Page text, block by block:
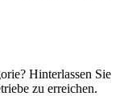
Hinterlassen Sie
zu erreichen.